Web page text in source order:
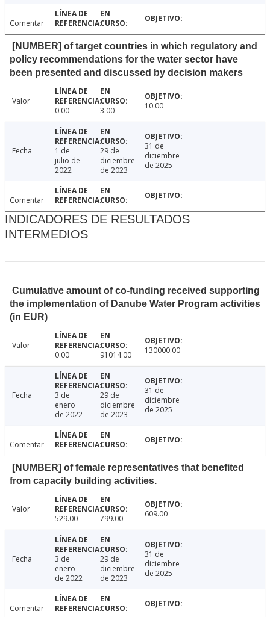
Comentar
[NUMBER] of target countries in which regulatory and
policy recommendations for the water sector have
been presented and discussed by decision makers
Valor
0.00
3.00 10.00
Fecha
1 de
julio de
2022
29 de
diciembre
de 2023
31 de
diciembre
de 2025
Comentar
INDICADORES DE RESULTADOS
INTERMEDIOS
Cumulative amount of co-funding received supporting
the implementation of Danube Water Program activities
(in EUR)
Valor
0.00
91014.00 130000.00
Fecha
3 de
enero
de 2022
29 de
diciembre
de 2023
31 de
diciembre
de 2025
Comentar
[NUMBER] of female representatives that benefited
from capacity building activities.
Valor
529.00
799.00 609.00
Fecha
3 de
enero
de 2022
29 de
diciembre
de 2023
31 de
diciembre
de 2025
Comentar